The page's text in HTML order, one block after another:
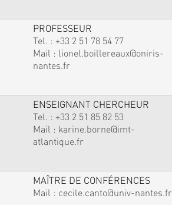
PROFESSEUR
Tel. : +33 2 51 78 54 77
Mail : lionel.boillereaux@oniris-
nantes.fr
ENSEIGNANT CHERCHEUR
Tel. : +33 2 51 85 82 53
Mail : karine.borne@imt-
atlantique.fr
MAÎTRE DE CONFÉRENCES
Mail : cecile.canto@univ-nantes.fr